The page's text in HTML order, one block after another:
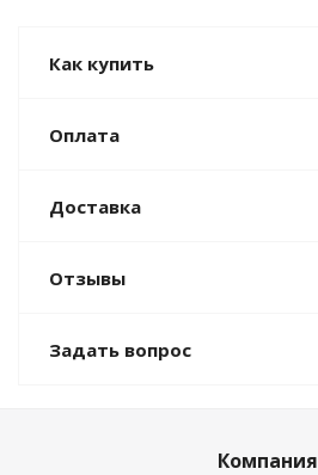
Как купить
Оплата
Доставка
Отзывы
Задать вопрос
Компания